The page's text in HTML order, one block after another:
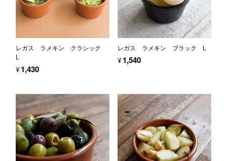
レガス ラメキン クラシック
L
¥1,430
レガス ラメキン ブラック L
¥1,540